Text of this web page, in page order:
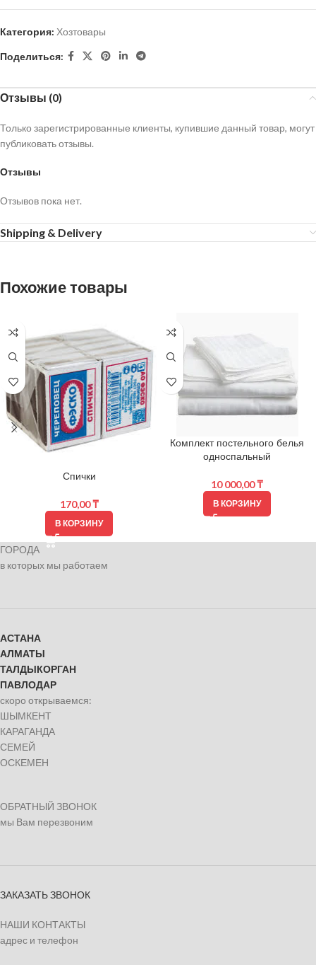
Категория: Хозтовары
Поделиться:
Отзывы (0)
Отзывы
Отзывов пока нет.
Только зарегистрированные клиенты, купившие данный товар, могут
публиковать отзывы.
Shipping & Delivery
Похожие товары
Спички
170,00₸
В КОРЗИНУ
Комплект постельного белья
односпальный
10 000,00₸
В КОРЗИНУ
ГОРОДА
в которых мы работаем
АСТАНА
АЛМАТЫ
ТАЛДЫКОРГАН
ПАВЛОДАР
скоро открываемся:
ШЫМКЕНТ
КАРАГАНДА
СЕМЕЙ
ОСКЕМЕН
ОБРАТНЫЙ ЗВОНОК
мы Вам перезвоним
ЗАКАЗАТЬ ЗВОНОК
НАШИ КОНТАКТЫ
адрес и телефон